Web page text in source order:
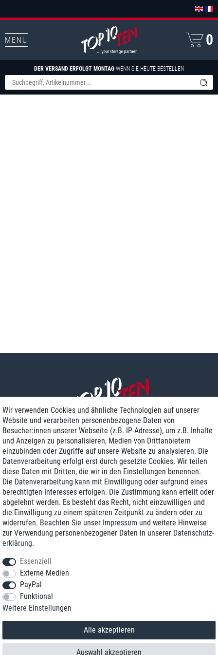
MENU
DER VERSAND ERFOLGT MONTAG WENN SIE HEUTE BESTELLEN
0
Zustellung am nächsten Werktag
Günstiger Versand
Generalüberholt mit Garantie
+49 8989 96160*
*Sie erreichen uns zum Ortstarif von Montag bis Freitag von 9 Uhr - 18 Uhr.
© 2018 TOP TEN Computervertrieb GmbH
Wir verwenden Cookies und ähnliche Technologien auf unserer
Website und verarbeiten personenbezogene Daten von
Besucher:innen unserer Webseite (z.B. IP-Adresse), um z.B. Inhalte
und Anzeigen zu personalisieren, Medien von Drittanbietern
einzubinden oder Zugriffe auf unsere Website zu analysieren. Die
Datenverarbeitung erfolgt erst durch gesetzte Cookies. Wir teilen
diese Daten mit Dritten, die wir in den Einstellungen benennen.
Die Datenverarbeitung kann mit Einwilligung oder aufgrund eines
berechtigten Interesses erfolgen. Die Zustimmung kann erteilt oder
abgelehnt werden. Es besteht das Recht, nicht einzuwilligen und
die Einwilligung zu einem späteren Zeitpunkt zu ändern oder zu
widerrufen. Beachten Sie unser Impressum und weitere Hinweise
zur Verwendung personenbezogener Daten in unserer Daten­schutz­
erklärung.
Essenziell
Externe Medien
PayPal
Funktional
Weitere Einstellungen
Alle akzeptieren
Auswahl akzeptieren